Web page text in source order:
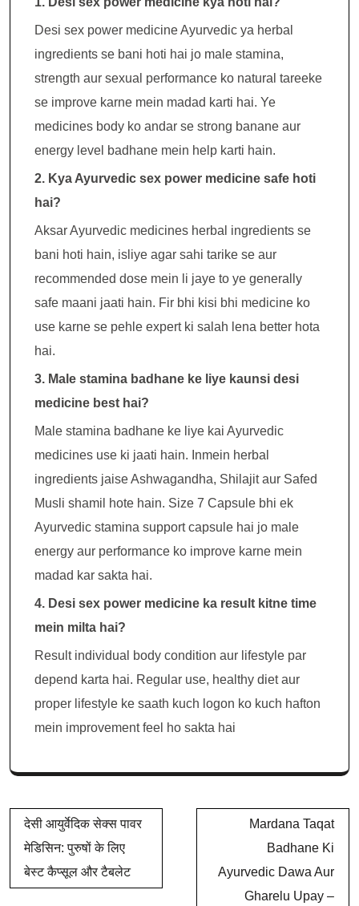
Desi sex power medicine Ayurvedic ya herbal
ingredients se bani hoti hai jo male stamina,
strength aur sexual performance ko natural tareeke
se improve karne mein madad karti hai. Ye
medicines body ko andar se strong banane aur
energy level badhane mein help karti hain.
2. Kya Ayurvedic sex power medicine safe hoti
hai?
Aksar Ayurvedic medicines herbal ingredients se
bani hoti hain, isliye agar sahi tarike se aur
recommended dose mein li jaye to ye generally
safe maani jaati hain. Fir bhi kisi bhi medicine ko
use karne se pehle expert ki salah lena better hota
hai.
3. Male stamina badhane ke liye kaunsi desi
medicine best hai?
Male stamina badhane ke liye kai Ayurvedic
medicines use ki jaati hain. Inmein herbal
ingredients jaise Ashwagandha, Shilajit aur Safed
Musli shamil hote hain. Size 7 Capsule bhi ek
Ayurvedic stamina support capsule hai jo male
energy aur performance ko improve karne mein
madad kar sakta hai.
4. Desi sex power medicine ka result kitne time
mein milta hai?
Result individual body condition aur lifestyle par
depend karta hai. Regular use, healthy diet aur
proper lifestyle ke saath kuch logon ko kuch hafton
mein improvement feel ho sakta hai
देसी आयुर्वेदिक सेक्स पावर
मेडिसिन: पुरुषों के लिए
बेस्ट कैप्सूल और टैबलेट
Mardana Taqat
Badhane Ki
Ayurvedic Dawa Aur
Gharelu Upay –